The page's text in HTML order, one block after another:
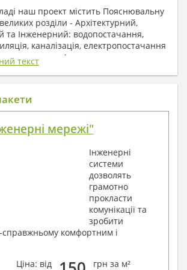
наш проект містить Пояснювальну
розділи - Архітектурний,
та Інженерний: водопостачання,
каналізація, електропостачання
плату ).
розділу
з даними зовнішніх оздоблень
прорізів – специфікація
– перетин та специфікація
основних будівельних матеріалів
вузли в конструкціях
розділу
дані по проекту
текст
мережі"
Інженерні
системи
дозволять
грамотно
прокласти
комунікації та
зробити
справжньому комфортним і
Ціна: від
грн за м²